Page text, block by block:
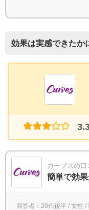
効果は実感できたか
カーブスの口
簡単で効
回答者：20代後半 / 女性 /